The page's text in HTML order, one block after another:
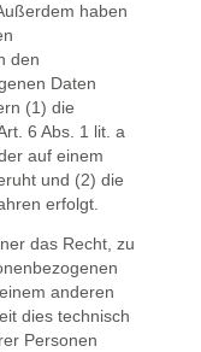
haben
den
Daten
(1) die
6 Abs. 1 lit. a
auf einem
und (2) die
erfolgt.
das Recht, zu
anderen
dies technisch
Personen